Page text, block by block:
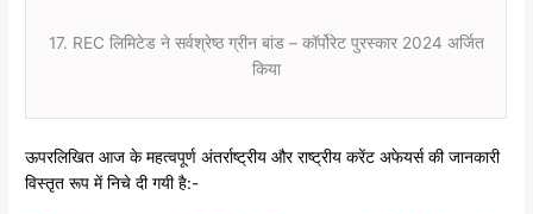
17. REC लिमिटेड ने सर्वश्रेष्ठ ग्रीन बांड – कॉर्पोरेट पुरस्कार 2024 अर्जित
किया
ऊपरलिखित आज के महत्वपूर्ण अंतर्राष्ट्रीय और राष्ट्रीय करेंट अफेयर्स की जानकारी
विस्तृत रूप में निचे दी गयी है:-